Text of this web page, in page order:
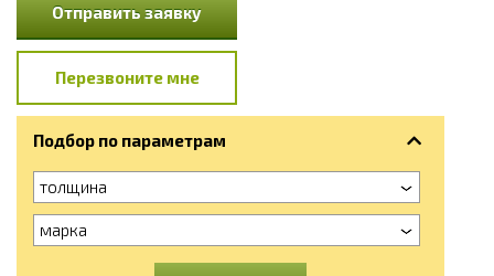
Отправить заявку
Перезвоните мне
Подбор по параметрам
толщина
марка